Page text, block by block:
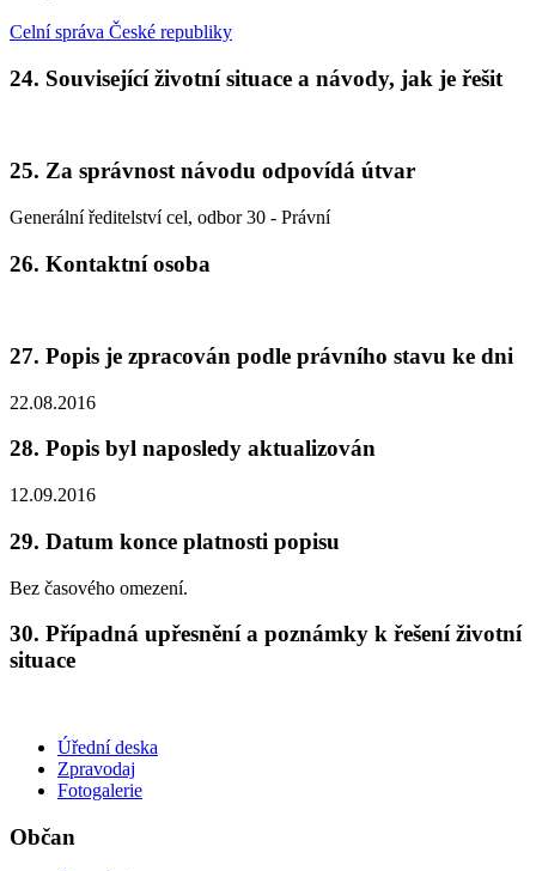
Celní správa České republiky
24. Související životní situace a návody, jak je řešit
25. Za správnost návodu odpovídá útvar
Generální ředitelství cel, odbor 30 - Právní
26. Kontaktní osoba
27. Popis je zpracován podle právního stavu ke dni
22.08.2016
28. Popis byl naposledy aktualizován
12.09.2016
29. Datum konce platnosti popisu
Bez časového omezení.
30. Případná upřesnění a poznámky k řešení životní
situace
Úřední deska
Zpravodaj
Fotogalerie
Občan